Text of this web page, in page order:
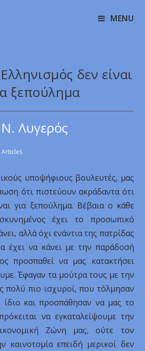
MENU
δεν είναι
ξεπούλημα
Ν. Λυγερός
Articles
υποψήφιους βουλευτές, μας
ότι πιστεύουν ακράδαντα ότι
για ξεπούλημα. Βέβαια ο κάθε
έχει το προσωπικό
αλλά όχι ενάντια της πατρίδας
έχει να κάνει με την παράδοσή
προσπαθεί να μας κατακτήσει
Έφαγαν τα μούτρα τους με την
πολύ πιο ισχυροί, που τόλμησαν
και προσπάθησαν να μας το
να εγκαταλείψουμε την
Ζώνη μας, ούτε τον
καινοτομία επειδή μερικοί δεν